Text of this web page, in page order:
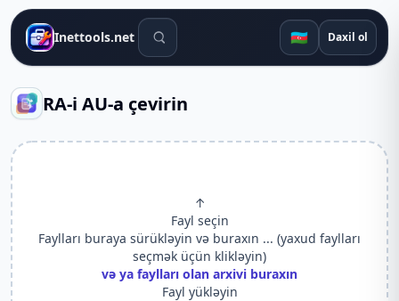
Inettools.net Axtarış alətləri 🇦🇿 Daxil ol
RA-i AU-a çevirin
↑
Fayl seçin
Faylları buraya sürükləyin və buraxın ... (yaxud faylları
seçmək üçün klikləyin)
və ya faylları olan arxivi buraxın
Fayl yükləyin